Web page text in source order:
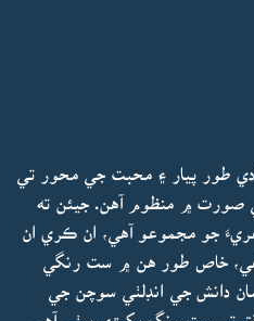
طور پيار ۽ محبت جي محور تي
۾ منظوم آهن. جيئن ته
جو مجموعو آهي، ان ڪري ان
خاص طور هن ۾ ست رنگي
دانش جي انڊلٺي سوچن جي
تي ست رنگ پکيڙي بيٺي آهي